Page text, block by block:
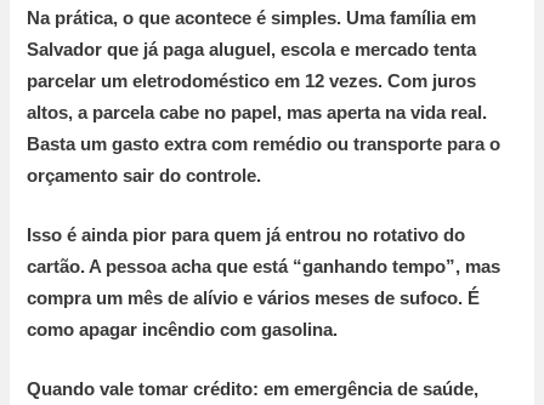
Na prática, o que acontece é simples. Uma família em
Salvador que já paga aluguel, escola e mercado tenta
parcelar um eletrodoméstico em 12 vezes. Com juros
altos, a parcela cabe no papel, mas aperta na vida real.
Basta um gasto extra com remédio ou transporte para o
orçamento sair do controle.
Isso é ainda pior para quem já entrou no rotativo do
cartão. A pessoa acha que está “ganhando tempo”, mas
compra um mês de alívio e vários meses de sufoco. É
como apagar incêndio com gasolina.
Quando vale tomar crédito: em emergência de saúde,